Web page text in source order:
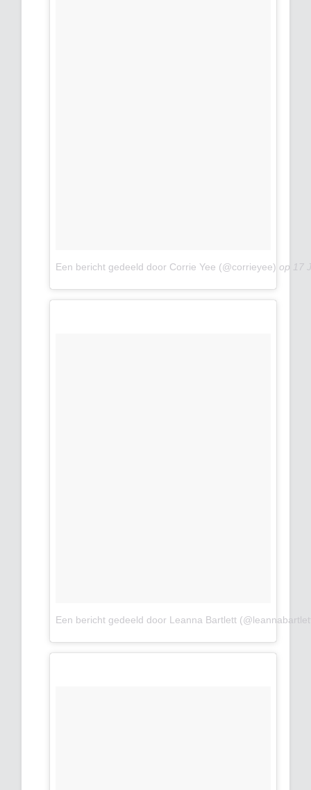
Een bericht gedeeld door Corrie Yee (@corrieyee) op 17
Een bericht gedeeld door Leanna Bartlett